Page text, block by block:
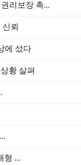
리보장 촉...
뢰
에 섰다
황 살펴
형 ...